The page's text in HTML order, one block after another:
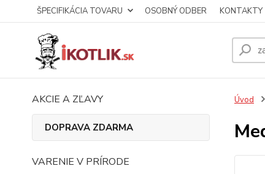
ŠPECIFIKÁCIA TOVARU OSOBNÝ ODBER KONTAKTY
AKCIE A ZĽAVY
DOPRAVA ZDARMA
VARENIE V PRÍRODE
Úvod